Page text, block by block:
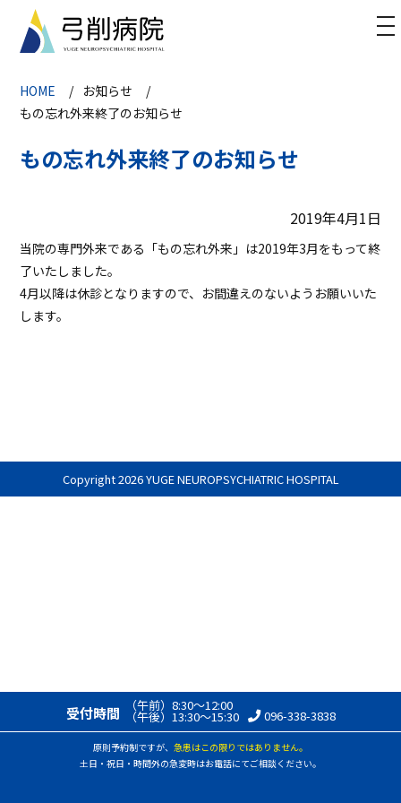
HOME
お知らせ
もの忘れ外来終了のお知らせ
もの忘れ外来終了のお知らせ
2019年4月1日
当院の専門外来である「もの忘れ外来」は2019年3月をもって終
了いたしました。
4月以降は休診となりますので、お間違えのないようお願いいた
します。
Copyright2026 YUGE NEUROPSYCHIATRIC HOSPITAL
受付時間 （午前）8:30〜12:00
（午後）13:30〜15:30 096-338-3838
原則予約制ですが、 急患はこの限りではありません。
土日・祝日・時間外の急変時はお電話にてご相談ください。